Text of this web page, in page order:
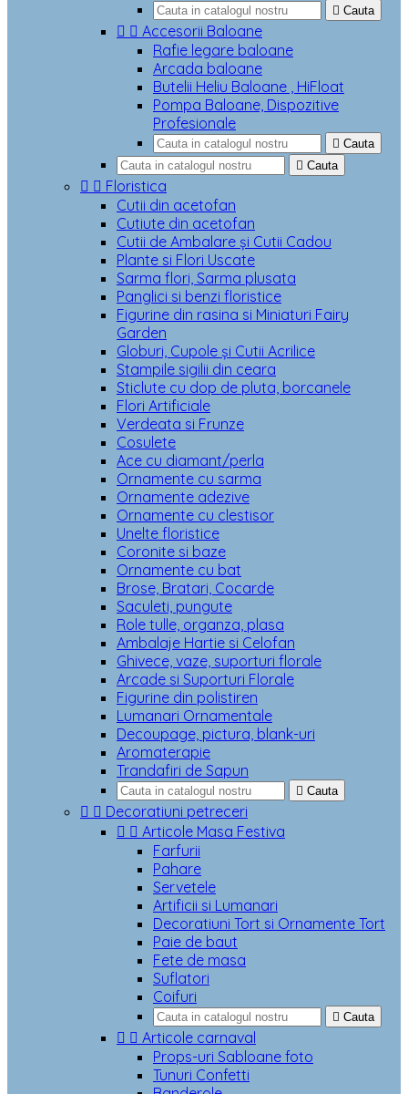
 Cauta
  Accesorii Baloane
Rafie legare baloane
Arcada baloane
Butelii Heliu Baloane , HiFloat
Pompa Baloane, Dispozitive
Profesionale
 Cauta
 Cauta
  Floristica
Cutii din acetofan
Cutiute din acetofan
Cutii de Ambalare și Cutii Cadou
Plante si Flori Uscate
Sarma flori, Sarma plusata
Panglici si benzi floristice
Figurine din rasina si Miniaturi Fairy
Garden
Globuri, Cupole și Cutii Acrilice
Stampile sigilii din ceara
Sticlute cu dop de pluta, borcanele
Flori Artificiale
Verdeata si Frunze
Cosulete
Ace cu diamant/perla
Ornamente cu sarma
Ornamente adezive
Ornamente cu clestisor
Unelte floristice
Coronite si baze
Ornamente cu bat
Brose, Bratari, Cocarde
Saculeti, pungute
Role tulle, organza, plasa
Ambalaje Hartie si Celofan
Ghivece, vaze, suporturi florale
Arcade si Suporturi Florale
Figurine din polistiren
Lumanari Ornamentale
Decoupage, pictura, blank-uri
Aromaterapie
Trandafiri de Sapun
 Cauta
  Decoratiuni petreceri
  Articole Masa Festiva
Farfurii
Pahare
Servetele
Artificii si Lumanari
Decoratiuni Tort si Ornamente Tort
Paie de baut
Fete de masa
Suflatori
Coifuri
 Cauta
  Articole carnaval
Props-uri Sabloane foto
Tunuri Confetti